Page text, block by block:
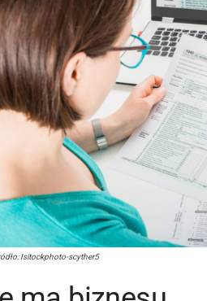
Isitockphoto-scyther5